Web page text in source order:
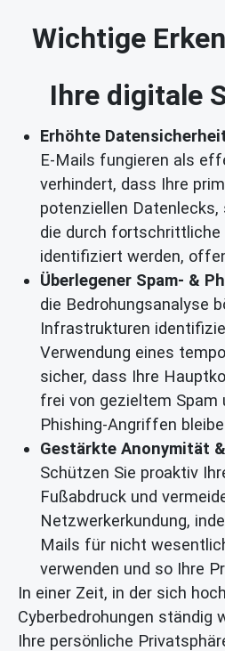
Wichtige
Ihre digitale
Erhöhte
E-Mails fungieren als
verhindert, dass Ihre
potenziellen
die durch fortschrittliche
identifiziert werden,
Überlegener Spam- &
die Bedrohungsanalyse
Infrastrukturen
Verwendung eines
sicher, dass Ihre
frei von gezieltem Spam
Phishing-Angriffen
Gestärkte Anonymität
Schützen Sie proaktiv
Fußabdruck und
Netzwerkerkundung,
Mails für nicht
verwenden und so Ihre
In einer Zeit, in der sich
Cyberbedrohungen ständig
Ihre persönliche